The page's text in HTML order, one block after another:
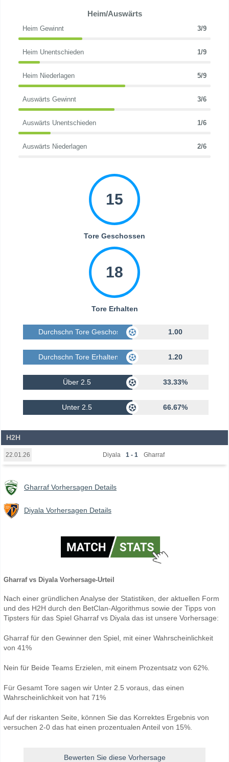
Heim/Auswärts
Heim Gewinnt 3/9
Heim Unentschieden 1/9
Heim Niederlagen 5/9
Auswärts Gewinnt 3/6
Auswärts Unentschieden 1/6
Auswärts Niederlagen 2/6
15
Tore Geschossen
18
Tore Erhalten
Durchschn Tore Geschossen 1.00
Durchschn Tore Erhalten 1.20
Über 2.5 33.33%
Unter 2.5 66.67%
H2H
22.01.26 Diyala 1 - 1 Gharraf
Gharraf Vorhersagen Details
Diyala Vorhersagen Details
Gharraf vs Diyala Vorhersage-Urteil
Nach einer gründlichen Analyse der Statistiken, der aktuellen Form
und des H2H durch den BetClan-Algorithmus sowie der Tipps von
Tipsters für das Spiel Gharraf vs Diyala das ist unsere Vorhersage:
Gharraf für den Gewinner den Spiel, mit einer Wahrscheinlichkeit
von 41%
Nein für Beide Teams Erzielen, mit einem Prozentsatz von 62%.
Für Gesamt Tore sagen wir Unter 2.5 voraus, das einen
Wahrscheinlichkeit von hat 71%
Auf der riskanten Seite, können Sie das Korrektes Ergebnis von
versuchen 2-0 das hat einen prozentualen Anteil von 15%.
Bewerten Sie diese Vorhersage